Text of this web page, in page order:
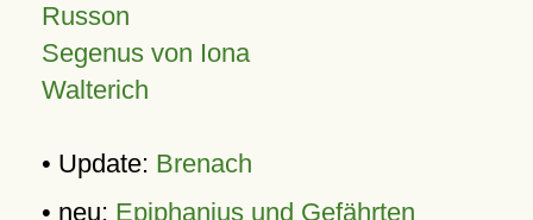
Russon
Segenus von Iona
Walterich
• Update: Brenach
• neu: Epiphanius und Gefährten